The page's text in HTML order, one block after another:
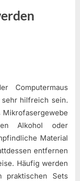
Computermaus
sehr hilfreich sein.
Alkohol oder
Material
entfernen
Häufig werden
praktischen Sets